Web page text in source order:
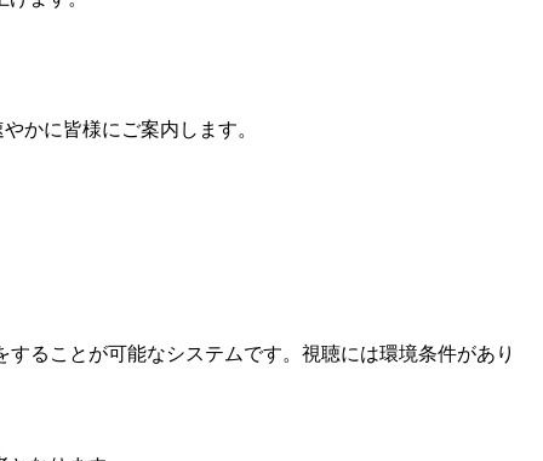
かに皆様にご案内します。
ることが可能なシステムです。視聴には環境条件があり